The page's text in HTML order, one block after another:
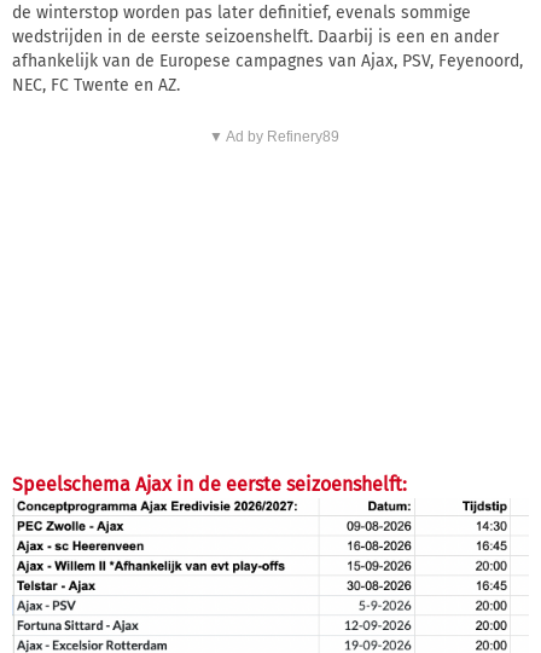
de winterstop worden pas later definitief, evenals sommige
wedstrijden in de eerste seizoenshelft. Daarbij is een en ander
afhankelijk van de Europese campagnes van Ajax, PSV, Feyenoord,
NEC, FC Twente en AZ.
▼ Ad by Refinery89
Speelschema Ajax in de eerste seizoenshelft: